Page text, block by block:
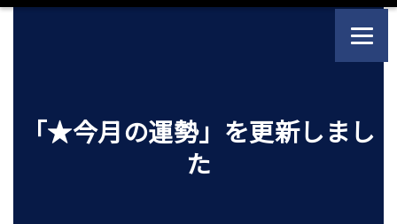
「★今月の運勢」を更新しまし
た